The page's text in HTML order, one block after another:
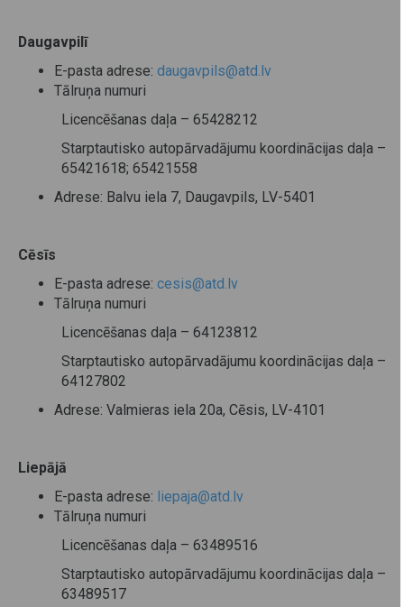
Daugavpilī
E-pasta adrese: daugavpils@atd.lv
Tālruņa numuri
Licencēšanas daļa – 65428212
Starptautisko autopārvadājumu koordinācijas daļa –
65421618; 65421558
Adrese: Balvu iela 7, Daugavpils, LV-5401
Cēsīs
E-pasta adrese: cesis@atd.lv
Tālruņa numuri
Licencēšanas daļa – 64123812
Starptautisko autopārvadājumu koordinācijas daļa –
64127802
Adrese: Valmieras iela 20a, Cēsis, LV-4101
Liepājā
E-pasta adrese: liepaja@atd.lv
Tālruņa numuri
Licencēšanas daļa – 63489516
Starptautisko autopārvadājumu koordinācijas daļa –
63489517